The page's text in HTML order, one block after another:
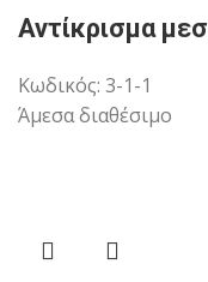
Αντίκρισμα
Κωδικός: 3-1-1
Άμεσα διαθέσιμο